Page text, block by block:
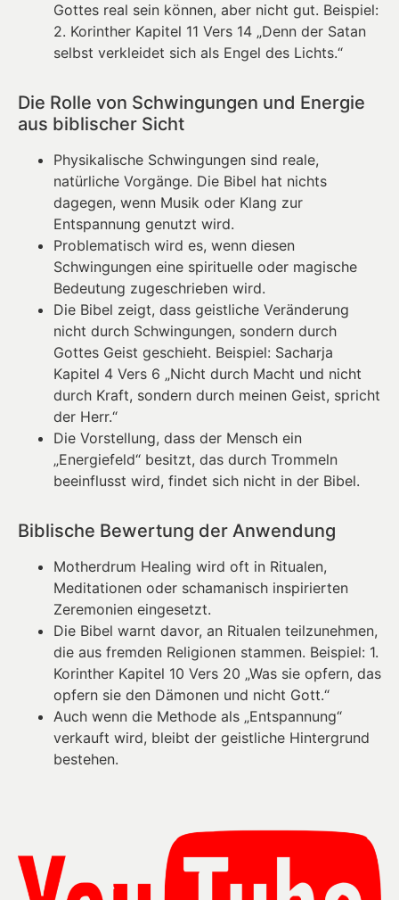
Gottes real sein können, aber nicht gut. Beispiel:
2. Korinther Kapitel 11 Vers 14 „Denn der Satan
selbst verkleidet sich als Engel des Lichts.“
Die Rolle von Schwingungen und Energie
aus biblischer Sicht
Physikalische Schwingungen sind reale,
natürliche Vorgänge. Die Bibel hat nichts
dagegen, wenn Musik oder Klang zur
Entspannung genutzt wird.
Problematisch wird es, wenn diesen
Schwingungen eine spirituelle oder magische
Bedeutung zugeschrieben wird.
Die Bibel zeigt, dass geistliche Veränderung
nicht durch Schwingungen, sondern durch
Gottes Geist geschieht. Beispiel: Sacharja
Kapitel 4 Vers 6 „Nicht durch Macht und nicht
durch Kraft, sondern durch meinen Geist, spricht
der Herr.“
Die Vorstellung, dass der Mensch ein
„Energiefeld“ besitzt, das durch Trommeln
beeinflusst wird, findet sich nicht in der Bibel.
Biblische Bewertung der Anwendung
Motherdrum Healing wird oft in Ritualen,
Meditationen oder schamanisch inspirierten
Zeremonien eingesetzt.
Die Bibel warnt davor, an Ritualen teilzunehmen,
die aus fremden Religionen stammen. Beispiel: 1.
Korinther Kapitel 10 Vers 20 „Was sie opfern, das
opfern sie den Dämonen und nicht Gott.“
Auch wenn die Methode als „Entspannung“
verkauft wird, bleibt der geistliche Hintergrund
bestehen.